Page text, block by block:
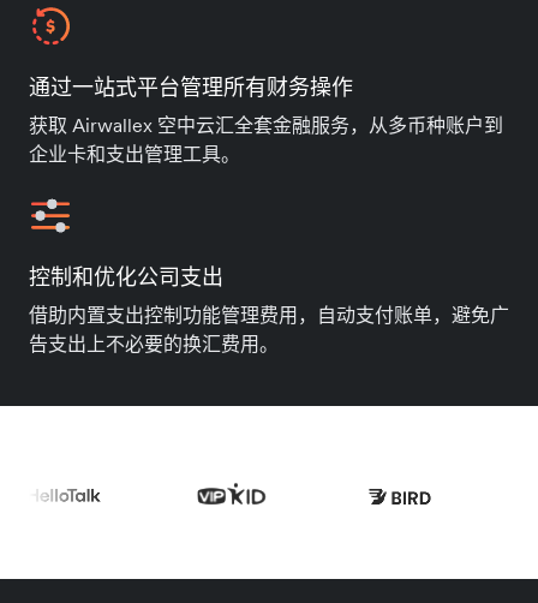
通过一站式平台管理所有财务操作
获取 Airwallex 空中云汇全套金融服务，从多币种账户到
企业卡和支出管理工具。
控制和优化公司支出
借助内置支出控制功能管理费用，自动支付账单，避免广
告支出上不必要的换汇费用。